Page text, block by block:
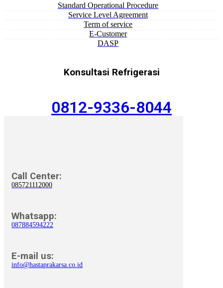
Standard Operational Procedure
Service Level Agreement
Term of service
E-Customer
DASP
Konsultasi Refrigerasi
0812-9336-8044
Call Center:
085721112000
Whatsapp:
087884594222
E-mail us:
info@hastaprakarsa.co.id